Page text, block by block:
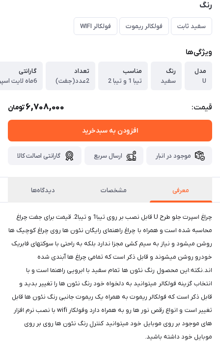
رنگ
سفید ثابت فولکالر ریموت فولکالر WIFI
ویژگی‌ها
مدل
U
رنگ
سفید
مناسب
تیبا 1 و تیبا 2
تعداد
2عدد(جفت)
گارانتی
6ماه لایت اسپرت
قیمت: 6,708,000تومان
افزودن به سبدخرید
موجود در انبار ارسال سریع گارانتی اصالت کالا
معرفی مشخصات دیدگاه‌ها
چراغ اسپرت جلو طرح U قابل نصب بر روی تیبا1 و تیبا2. قیمت برای جفت چراغ
محاسبه شده است و همراه با چراغ راهنمای رایگان نئون ها روی چراغ کوچیک ها
روشن میشود و نیاز به سیم کشی مجزا ندارد بلکه به راحتی با سوکتهای فابریک
خودرو روشن میشوند و قابل ذکر است که تمامی چراغ ها آبندی شده
اند.نکته:این محصول رنگ نئون ها تمام سفید با ابرویی راهنما است و با
انتخاب گزینه فولکالر میتوانید به دلخواه خود رنگ نئون ها را تغییر بدید و
قابل ذکر است که فولکالر ریموت به همراه یک ریموت جانبی رنگ نئون ها قابل
تغییر است و انواع رقص نور ها رو به همراه دارد وفولکار wifi با نصب نرم افزار
های موجود بر روی موبایل خود میتوانید کنترل رنگ نئون ها روی بر روی
موبایل خود داشته باشید.